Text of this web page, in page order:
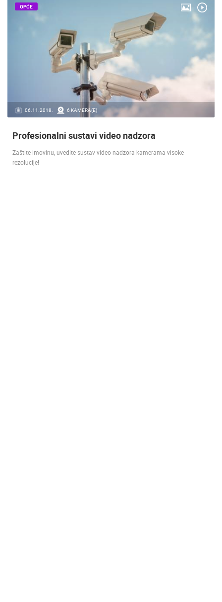
06.11.2018. 6 KAMERA(E)
OPĆE
Profesionalni sustavi video nadzora
Zaštite imovinu, uvedite sustav video nadzora kamerama visoke
rezolucije!